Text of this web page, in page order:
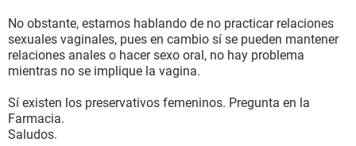
No obstante, estamos hablando de no practicar relaciones
sexuales vaginales, pues en cambio sí se pueden mantener
relaciones anales o hacer sexo oral, no hay problema
mientras no se implique la vagina.
Sí existen los preservativos femeninos. Pregunta en la
Farmacia.
Saludos.